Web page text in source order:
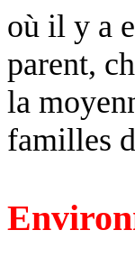
où il y a
parent,
la
familles